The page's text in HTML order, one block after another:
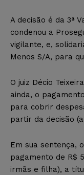
A decisão é da 3ª
condenou a
vigilante, e,
Menos S/A, para
O juiz Décio
ainda, o
para cobrir
partir da decisão
Em sua sentença,
pagamento de R$
irmãs e filha), a